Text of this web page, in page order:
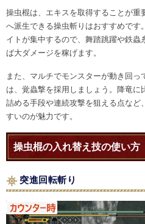
操虫棍は、エキスを取得することが重
へ派生できる操虫斬りはおすすめです
イトが集中するので、舞踏跳躍や鉄
ば大ダメージを稼げます。
また、マルチでモンスターが動き回
は、覚蟲撃を採用しましょう。降竜に
詰める手段や連続攻撃を狙える点など
すいのが魅力です。
操虫棍の入れ替え技の使い方
突進回転斬り